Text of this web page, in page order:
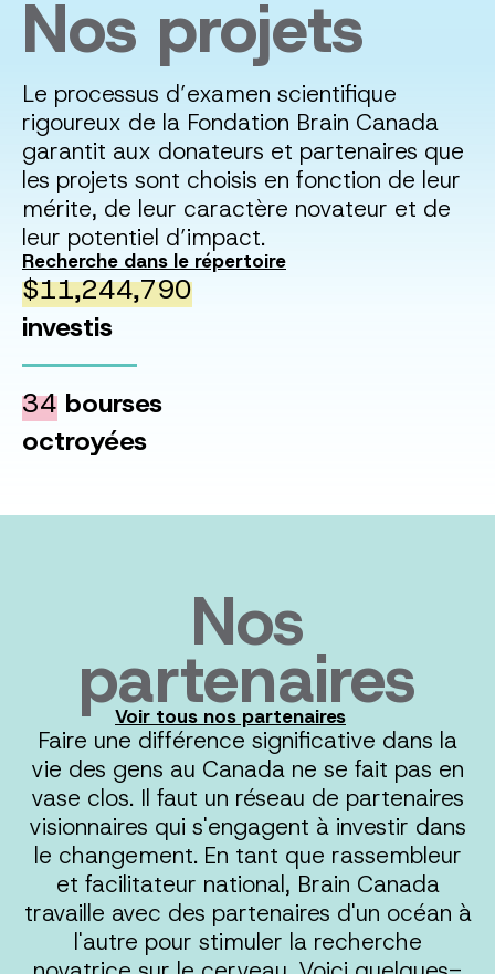
Nos projets
Le processus d’examen scientifique
rigoureux de la Fondation Brain Canada
garantit aux donateurs et partenaires que
les projets sont choisis en fonction de leur
mérite, de leur caractère novateur et de
leur potentiel d’impact.
Recherche dans le répertoire
$11,244,790
investis
34 bourses
octroyées
Nos
partenaires
Voir tous nos partenaires
Faire une différence significative dans la
vie des gens au Canada ne se fait pas en
vase clos. Il faut un réseau de partenaires
visionnaires qui s'engagent à investir dans
le changement. En tant que rassembleur
et facilitateur national, Brain Canada
travaille avec des partenaires d'un océan à
l'autre pour stimuler la recherche